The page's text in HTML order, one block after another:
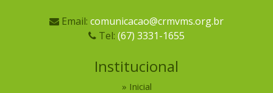
Email: comunicacao@crmvms.org.br
Tel: (67) 3331-1655
Institucional
Inicial